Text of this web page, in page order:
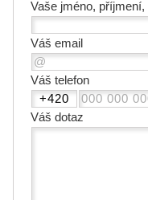
Vaše jméno, příjmení,
Váš email
Váš telefon
Váš dotaz